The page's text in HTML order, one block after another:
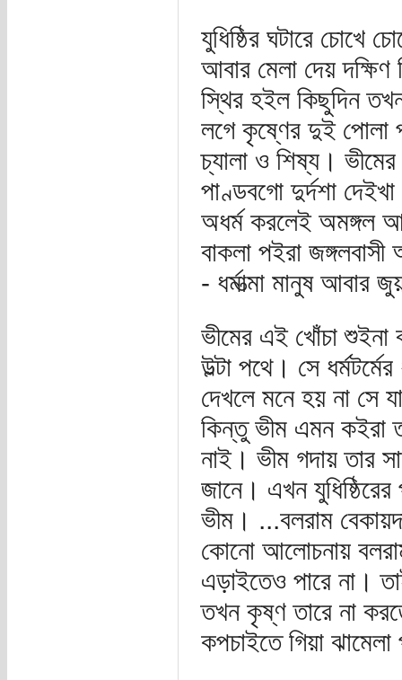
যুধিষ্ঠির ঘটারে চোখে
আবার মেলা দেয়
স্থির হইল কিছুদিন
লগে কৃষ্ণের দুই
চ্যালা ও শিষ্য।
পাণ্ডবগো দুর্দশা
অধর্ম করলেই অমঙ্গল
বাকলা পইরা
- ধর্মাত্মা মানুষ আবার
ভীমের এই খোঁচা শুইনা
উল্টা পথে। সে
দেখলে মনে হয় না সে
কিন্তু ভীম এমন কইরা
নাই। ভীম গদায় তার
জানে। এখন
ভীম। ...বলরাম
কোনো আলোচনায়
এড়াইতেও পারে না।
তখন কৃষ্ণ তারে না
কপচাইতে গিয়া